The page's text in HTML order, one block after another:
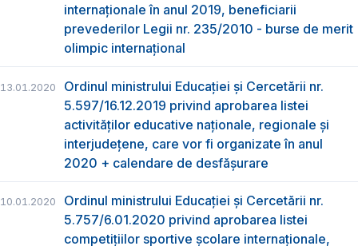
internaţionale în anul 2019, beneficiarii
prevederilor Legii nr. 235/2010 - burse de merit
olimpic internațional
13.01.2020
Ordinul ministrului Educației și Cercetării nr.
5.597/16.12.2019 privind aprobarea listei
activităților educative naționale, regionale și
interjudețene, care vor fi organizate în anul
2020 + calendare de desfășurare
10.01.2020
Ordinul ministrului Educației și Cercetării nr.
5.757/6.01.2020 privind aprobarea listei
competițiilor sportive școlare internaționale,